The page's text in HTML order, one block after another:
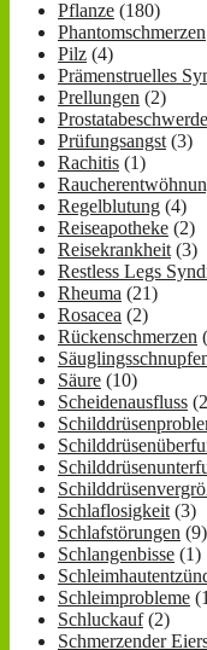
Pflanze (180)
Phantomschmerzen
Pilz (4)
Prämenstruelles
Prellungen (2)
Prüfungsangst (3)
Rachitis (1)
Regelblutung (4)
Reiseapotheke (2)
Reisekrankheit (3)
Restless Legs
Rheuma (21)
Rosacea (2)
Rückenschmerzen
Säure (10)
Scheidenausfluss
Schlaflosigkeit (3)
Schlafstörungen (9)
Schlangenbisse (1)
Schleimprobleme
Schluckauf(2)
Schmerzender